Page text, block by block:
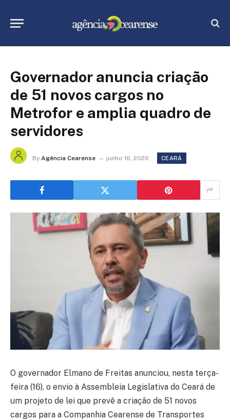
Governador anuncia criação
de 51 novos cargos no
Metrofor e amplia quadro de
servidores
By Agência Cearense junho 16, 2026 CEARÁ
O governador Elmano de Freitas anunciou, nesta terça-
feira (16), o envio à Assembleia Legislativa do Ceará de
um projeto de lei que prevê a criação de 51 novos
cargos para a Companhia Cearense de Transportes